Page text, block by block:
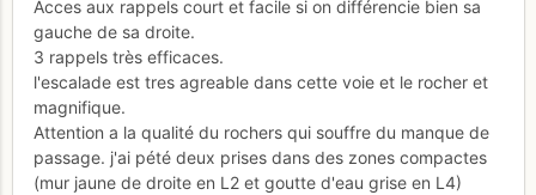
Acces aux rappels court et facile si on différencie bien sa
gauche de sa droite.
3 rappels très efficaces.
l'escalade est tres agreable dans cette voie et le rocher et
magnifique.
Attention a la qualité du rochers qui souffre du manque de
passage. j'ai pété deux prises dans des zones compactes
(mur jaune de droite en L2 et goutte d'eau grise en L4)